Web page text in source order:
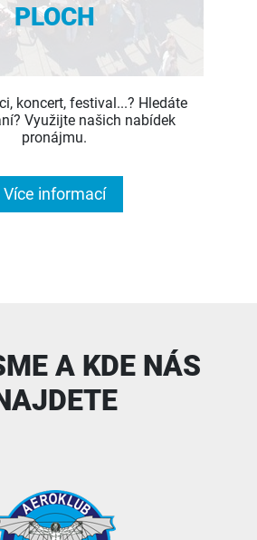
PLOCH
koncert, festival...? Hledáte
Využijte našich nabídek
pronájmu.
Více informací
A KDE NÁS